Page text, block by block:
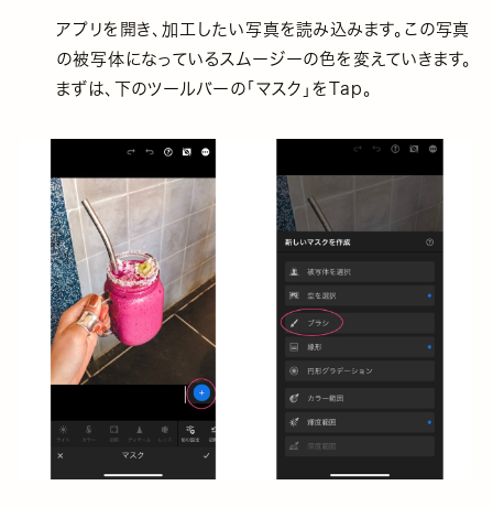
アプリを開き、加工したい写真を読み込みます。この写真
の被写体になっているスムージーの色を変えていきます。
まずは、下のツールバーの「マスク」をTap。